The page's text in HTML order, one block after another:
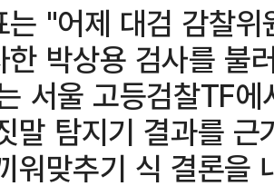
는 "어제 대검 감찰
한 박상용 검사를 불
서울 고등검찰TF
말 탐지기 결과를
워맞추기 식 결론을